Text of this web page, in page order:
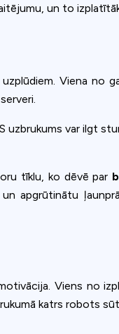
un to
Viena no
uzbrukums var ilgt
tīklu, ko dēvē par
apgrūtinātu
Viens no
katrs robots